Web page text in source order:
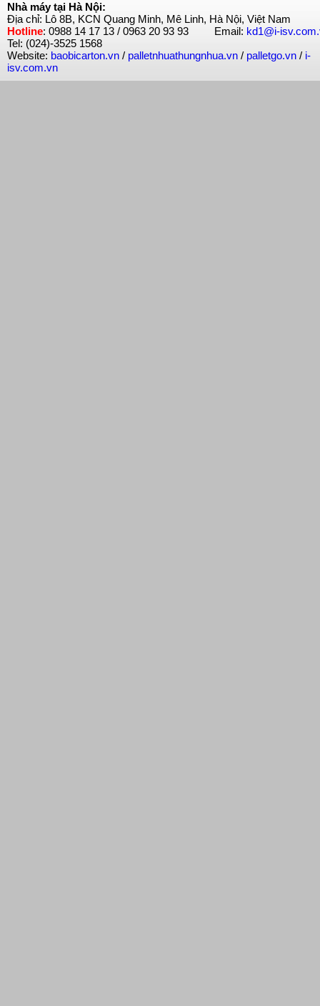
Nhà máy tại Hà Nội:
Địa chỉ: Lô 8B, KCN Quang Minh, Mê Linh, Hà Nội, Việt Nam
Hotline: 0988 14 17 13 / 0963 20 93 93 Email: kd1@i-
Tel: (024)-3525 1568
Website: baobicarton.vn / palletnhuathungnhua.vn / palletgo.vn / i-
isv.com.vn